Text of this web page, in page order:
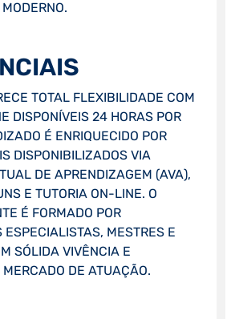
TOTAL FLEXIBILIDADE COM
DISPONÍVEIS 24 HORAS POR
É ENRIQUECIDO POR
DISPONIBILIZADOS VIA
DE APRENDIZAGEM (AVA),
E TUTORIA ON-LINE. O
É FORMADO POR
ESPECIALISTAS, MESTRES E
SÓLIDA VIVÊNCIA E
MERCADO DE ATUAÇÃO.